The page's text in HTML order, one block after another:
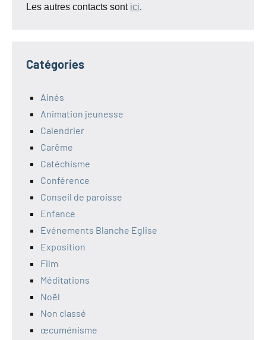
Les autres contacts sont ici.
Catégories
Ainés
Animation jeunesse
Calendrier
Carême
Catéchisme
Conférence
Conseil de paroisse
Enfance
Evénements Blanche Eglise
Exposition
Film
Méditations
Noël
Non classé
œcuménisme